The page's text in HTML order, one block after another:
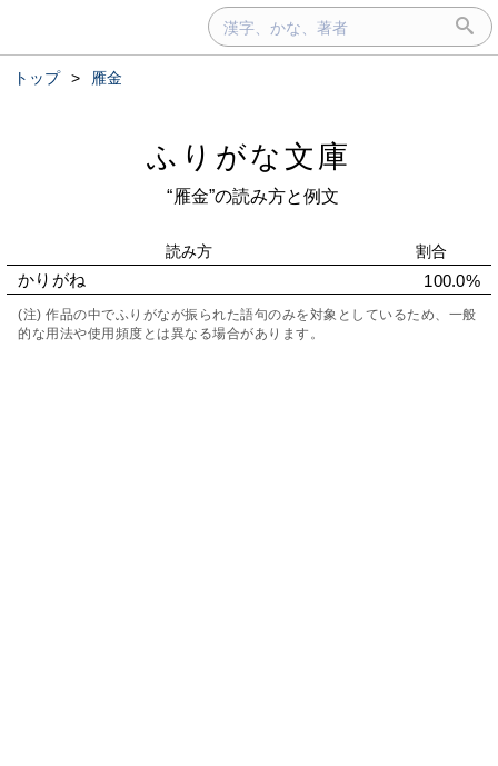
トップ > 雁金
ふりがな文庫
“雁金”の読み方と例文
読み方 割合
かりがね 100.0%
(注) 作品の中でふりがなが振られた語句のみを対象としているため、一般
的な用法や使用頻度とは異なる場合があります。